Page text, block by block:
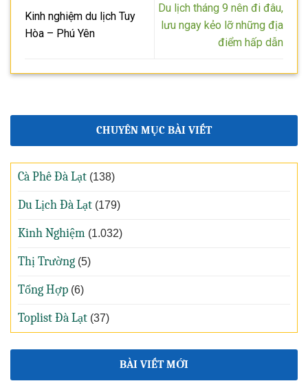
Kinh nghiệm du lịch Tuy
Hòa – Phú Yên
Du lịch tháng 9 nên đi đâu,
lưu ngay kẻo lỡ những địa
điểm hấp dẫn
CHUYÊN MỤC BÀI VIẾT
Cà Phê Đà Lạt (138)
Du Lịch Đà Lạt (179)
Kinh Nghiệm (1.032)
Thị Trường (5)
Tổng Hợp (6)
Toplist Đà Lạt (37)
BÀI VIẾT MỚI